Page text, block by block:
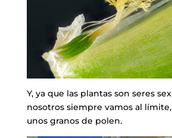
Y, ya que las plantas son seres
nosotros siempre vamos al
unos granos de polen.